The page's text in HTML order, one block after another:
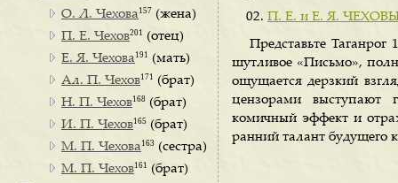
П. Е. и Е. Я.
Представьте
шутливое «Письмо»,
ощущается дерзкий
цензорами выступают
комичный эффект и
ранний талант будущего
О. Л. Чехова 157 (жена)
П. Е. Чехов201 (отец)
Е. Я. Чехова 191 (мать)
Ал. П. Чехов171 (брат)
Н. П. Чехов168 (брат)
И. П. Чехов165 (брат)
М. П. Чехова 163 (сестра)
М. П. Чехов161 (брат)